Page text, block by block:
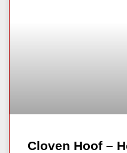
Cloven Hoof –